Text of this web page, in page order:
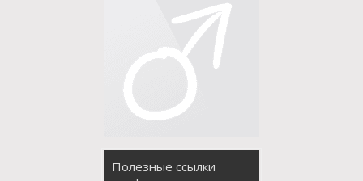
Полезные ссылки